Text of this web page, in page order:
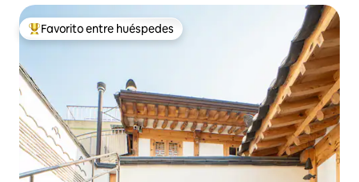
Favorito entre huéspedes preferido
Favorito entre huéspedes